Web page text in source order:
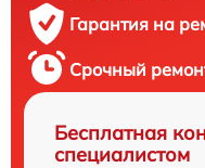
Гарантия на
Срочный
Бесплатная
специалистом